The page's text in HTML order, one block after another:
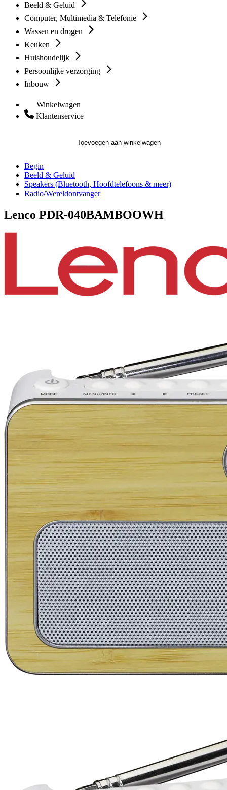
Beeld & Geluid
Computer, Multimedia & Telefonie
Wassen en drogen
Keuken
Huishoudelijk
Persoonlijke verzorging
Inbouw
Winkelwagen
Klantenservice
Toevoegen aan winkelwagen
Begin
Beeld & Geluid
Speakers (Bluetooth, Hoofdtelefoons & meer)
Radio/Wereldontvanger
Lenco PDR-040BAMBOOWH